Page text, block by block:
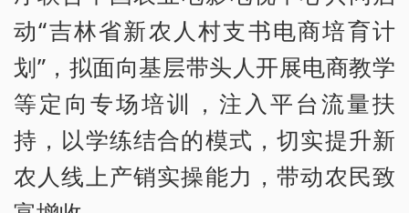
动“吉林省新农人村支书电商培育计
划”，拟面向基层带头人开展电商教学
等定向专场培训，注入平台流量扶
持，以学练结合的模式，切实提升新
农人线上产销实操能力，带动农民致